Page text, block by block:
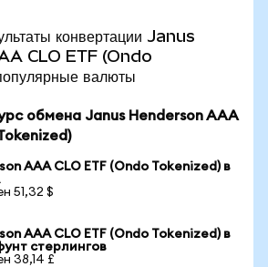
конвертации Janus
CLO ETF (Ondo
валюты
обмена Janus Henderson AAA
AAA CLO ETF (Ondo Tokenized) в
51,32 $
AAA CLO ETF (Ondo Tokenized) в
стерлингов
38,14 £